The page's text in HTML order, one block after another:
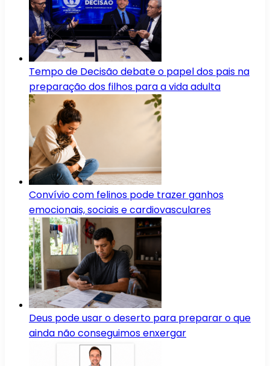
Tempo de Decisão debate o papel dos pais na
preparação dos filhos para a vida adulta
Convívio com felinos pode trazer ganhos
emocionais, sociais e cardiovasculares
Deus pode usar o deserto para preparar o que
ainda não conseguimos enxergar